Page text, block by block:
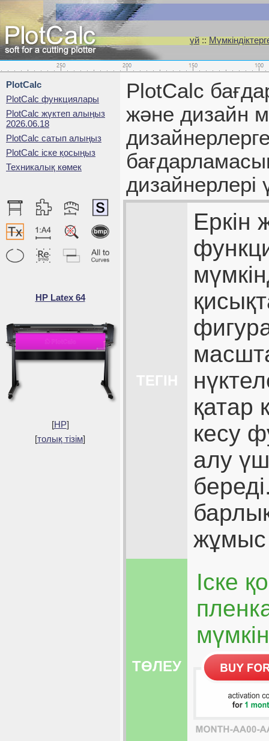
үй::
PlotCalc
PlotCalc функциялары
PlotCalc жүктеп алыңыз
2026.06.18
PlotCalc сатып алыңыз
PlotCalc іске қосыңыз
Техникалық көмек
HP Latex 64
[HP]
[толық тізім]
PlotCalc
және дизайн
дизайнерлері
ТЕГІН
Еркін
қатар
кесу
алу
жұмыс
ТӨЛЕУ
Іске